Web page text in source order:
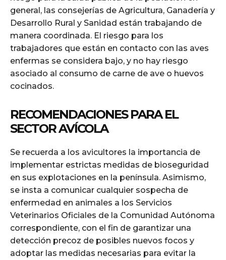
general, las consejerías de Agricultura, Ganadería y
Desarrollo Rural y Sanidad están trabajando de
manera coordinada. El riesgo para los
trabajadores que están en contacto con las aves
enfermas se considera bajo, y no hay riesgo
asociado al consumo de carne de ave o huevos
cocinados.
RECOMENDACIONES PARA EL
SECTOR AVÍCOLA
Se recuerda a los avicultores la importancia de
implementar estrictas medidas de bioseguridad
en sus explotaciones en la península. Asimismo,
se insta a comunicar cualquier sospecha de
enfermedad en animales a los Servicios
Veterinarios Oficiales de la Comunidad Autónoma
correspondiente, con el fin de garantizar una
detección precoz de posibles nuevos focos y
adoptar las medidas necesarias para evitar la